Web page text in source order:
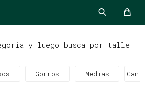
y luego busca por talle
Gorros Medias